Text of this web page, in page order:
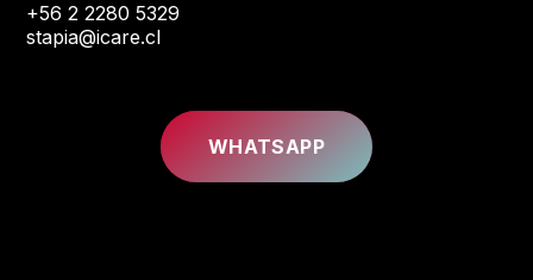
+56 2 2280 5329
stapia@icare.cl
WHATSAPP